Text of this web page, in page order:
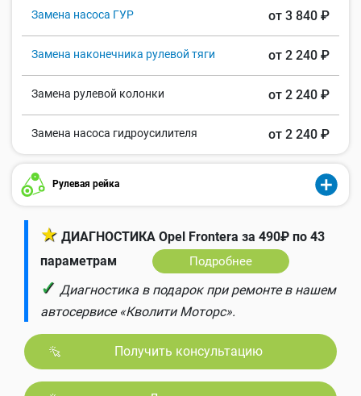
Замена насоса ГУР от 3 840 ₽
Замена наконечника рулевой тяги от 2 240 ₽
Замена рулевой колонки от 2 240 ₽
Замена насоса гидроусилителя от 2 240 ₽
Рулевая рейка
★ ДИАГНОСТИКА Opel Frontera за 490₽ по 43
параметрам
Подробнее
✓ Диагностика в подарок при ремонте в нашем
автосервисе «Кволити Моторс».
Получить консультацию